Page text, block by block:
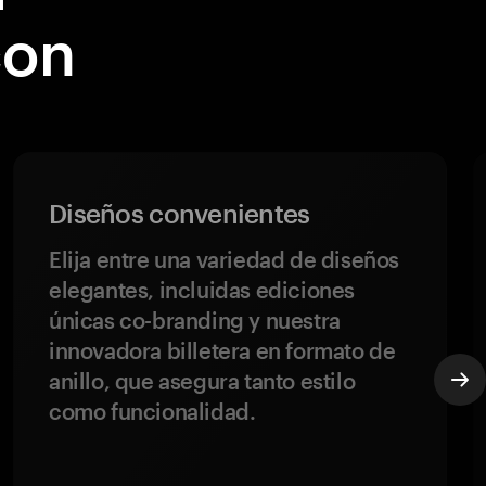
Diseños convenientes
Elija entre una variedad de diseños
elegantes, incluidas ediciones
únicas co-branding y nuestra
innovadora billetera en formato de
anillo, que asegura tanto estilo
como funcionalidad.